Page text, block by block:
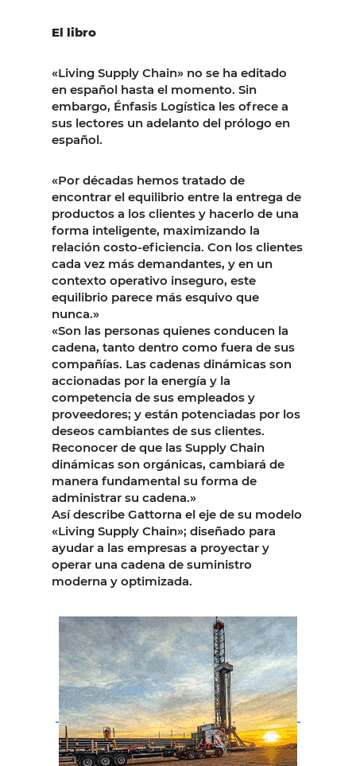
El libro
«Living Supply Chain» no se ha editado
en español hasta el momento. Sin
embargo, Énfasis Logística les ofrece a
sus lectores un adelanto del prólogo en
español.
«Por décadas hemos tratado de
encontrar el equilibrio entre la entrega de
productos a los clientes y hacerlo de una
forma inteligente, maximizando la
relación costo-eficiencia. Con los clientes
cada vez más demandantes, y en un
contexto operativo inseguro, este
equilibrio parece más esquivo que
nunca.»
«Son las personas quienes conducen la
cadena, tanto dentro como fuera de sus
compañías. Las cadenas dinámicas son
accionadas por la energía y la
competencia de sus empleados y
proveedores; y están potenciadas por los
deseos cambiantes de sus clientes.
Reconocer de que las Supply Chain
dinámicas son orgánicas, cambiará de
manera fundamental su forma de
administrar su cadena.»
Así describe Gattorna el eje de su modelo
«Living Supply Chain»; diseñado para
ayudar a las empresas a proyectar y
operar una cadena de suministro
moderna y optimizada.